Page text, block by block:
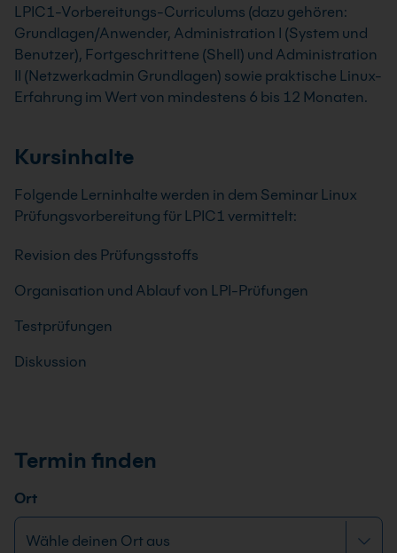
LPIC1-Vorbereitungs-Curriculums (dazu gehören:
Grundlagen/Anwender, Administration I (System und
Benutzer), Fortgeschrittene (Shell) und Administration
II (Netzwerkadmin Grundlagen) sowie praktische Linux-
Erfahrung im Wert von mindestens 6 bis 12 Monaten.
Kursinhalte
Folgende Lerninhalte werden in dem Seminar Linux
Prüfungsvorbereitung für LPIC1 vermittelt:
Revision des Prüfungsstoffs
Organisation und Ablauf von LPI-Prüfungen
Testprüfungen
Diskussion
Termin finden
Ort